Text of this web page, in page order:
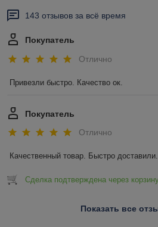
143 отзывов за всё время
Покупатель
Отлично
Привезли быстро. Качество ок.
Покупатель
Отлично
Качественный товар. Быстро доставили.
Сделка подтверждена через
Показать все